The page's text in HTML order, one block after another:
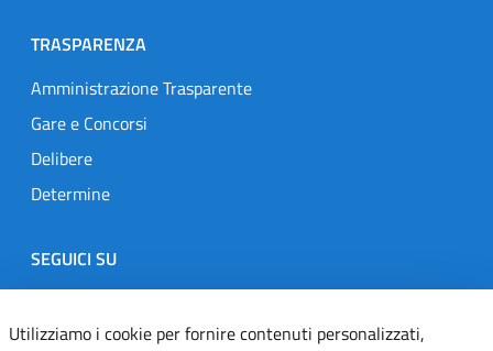
TRASPARENZA
Amministrazione Trasparente
Gare e Concorsi
Delibere
Determine
SEGUICI SU
Designers Italia
TwitterInstagramYoutubeLinkedin
Utilizziamo i cookie per fornire contenuti personalizzati,